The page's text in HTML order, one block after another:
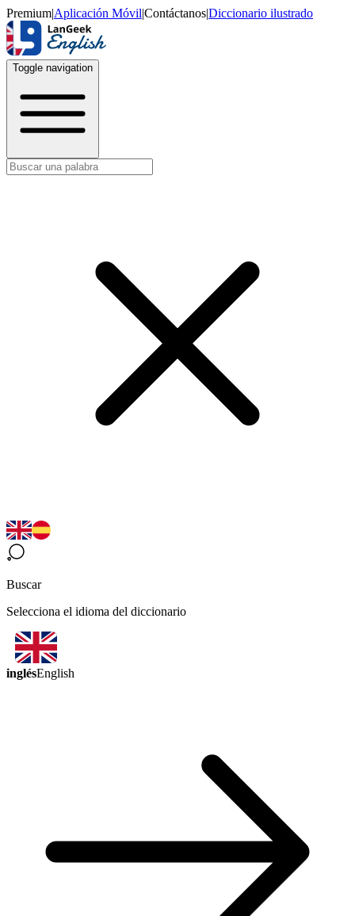
Premium|Aplicación Móvil|Contáctanos|Diccionario ilustrado
Toggle navigation
Buscar
Selecciona el idioma del diccionario
inglésEnglish